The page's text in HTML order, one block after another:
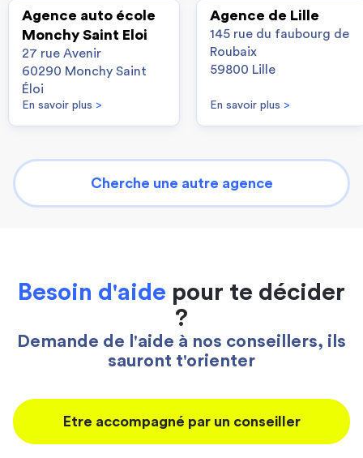
Agence auto école
Monchy Saint Eloi
27 rue Avenir
60290 Monchy Saint
Éloi
En savoir plus >
Agence de Lille
145 rue du faubourg de
Roubaix
59800 Lille
En savoir plus >
Cherche une autre agence
Besoin d'aide pour te décider
?
Demande de l'aide à nos conseillers, ils
sauront t'orienter
Etre accompagné par un conseiller